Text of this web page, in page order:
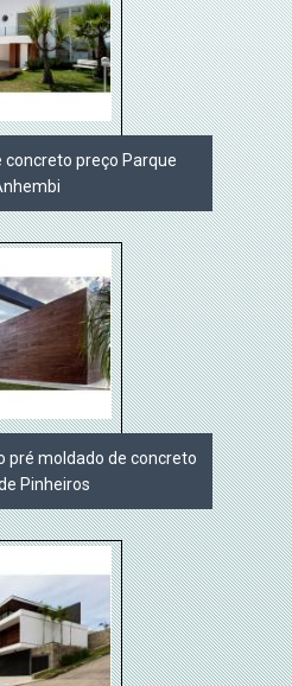
concreto preço Parque
pré moldado de concreto
Pinheiros